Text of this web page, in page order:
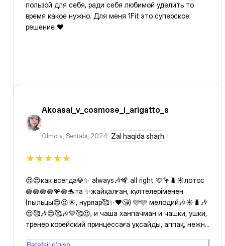
пользой для себя, ради себя любимой уделить то
время какое нужно. Для меня 1Fit это суперское
решение ❤️
Akoasai_v_cosmose_i_arigatto_s
Olmota, Sentabr, 2024 Zal haqida sharh
😍😍как всегда💎✨️ always🎶🪇 all right 🩷🦩🐛☀️лотос
🪷🪷🪷🪷🪸🪷🐬та ✨️жайқалған, күлтелеріменен
(пыльцы😍😍☀️, нұрлар🥰✨️❤️😘) 🩷🩷 мелодий🎶☀️🐛🎶
😍🥰🎶😍🥰🎶💛🥰😍, и чаша ханпачман и чашки, ушки,
тренер корейский принцессаға ұқсайды, аппақ, нежна